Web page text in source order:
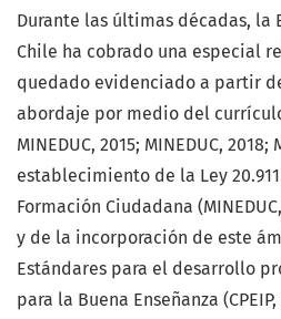
Durante las últimas décadas, la
Chile ha cobrado una especial
quedado evidenciado a partir
abordaje por medio del currículo
MINEDUC, 2015; MINEDUC, 2018;
establecimiento de la Ley
Formación Ciudadana
y de la incorporación de este
Estándares para el desarrollo
para la Buena Enseñanza